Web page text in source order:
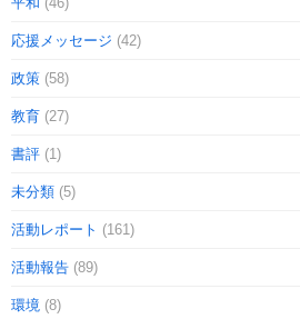
応援メッセージ (42)
政策 (58)
教育 (27)
書評 (1)
未分類 (5)
活動レポート (161)
活動報告 (89)
環境 (8)